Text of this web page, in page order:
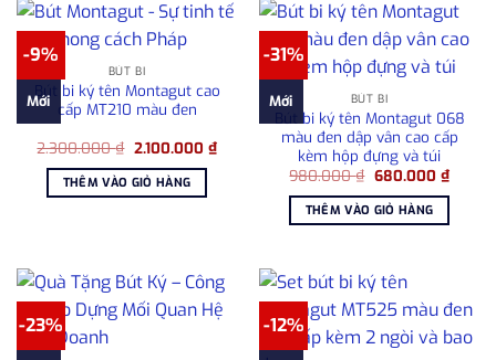
-9%
Mới
BÚT BI
Bút bi ký tên Montagut cao
cấp MT210 màu đen
2.300.000₫ Giá
là:
2.300.000 ₫.
2.100.000 ₫Giá
hiện
2.100.000 ₫.
THÊM VÀO GIỎ HÀNG
-31%
Mới BÚT BI
Bút bi ký tên Montagut 068
màu đen dập vân cao cấp
kèm hộp đựng và túi
980.000₫ Giá
là:
980.000 ₫.
680.000 ₫Giá
hiện
THÊM VÀO GIỎ HÀNG
-23% -12%